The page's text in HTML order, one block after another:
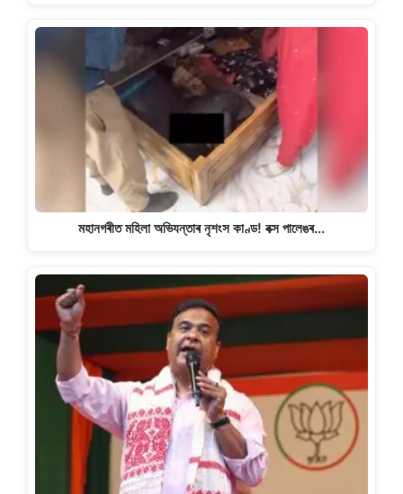
মহানগৰীত মহিলা অভিযন্তাৰ নৃশংস কাণ্ড! বক্স পালেঙৰ…